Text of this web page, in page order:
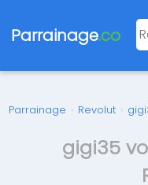
Parrainage.co
Parrainage › Revolut ›
gigi35